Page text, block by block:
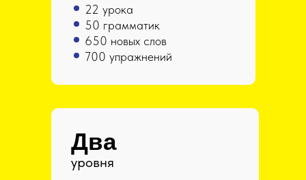
22 урока
50 грамматик
650 новых слов
700 упражнений
Два
уровня